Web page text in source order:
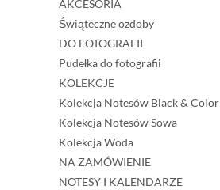
AKCESORIA
Świąteczne ozdoby
DO FOTOGRAFII
Pudełka do fotografii
KOLEKCJE
Kolekcja Notesów Black & Color
Kolekcja Notesów Sowa
Kolekcja Woda
NA ZAMÓWIENIE
NOTESY I KALENDARZE